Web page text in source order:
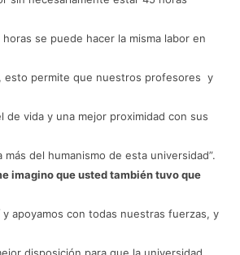
se puede hacer la misma labor en
esto permite que nuestros profesores y
de vida y una mejor proximidad con sus
más del humanismo de esta universidad”.
imagino que usted también tuvo que
apoyamos con todas nuestras fuerzas, y